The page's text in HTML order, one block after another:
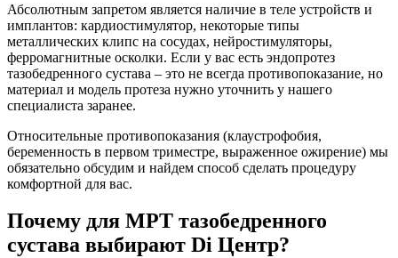
Абсолютным запретом является наличие в теле устройств и
имплантов: кардиостимулятор, некоторые типы
металлических клипс на сосудах, нейростимуляторы,
ферромагнитные осколки. Если у вас есть эндопротез
тазобедренного сустава – это не всегда противопоказание, но
материал и модель протеза нужно уточнить у нашего
специалиста заранее.
Относительные противопоказания (клаустрофобия,
беременность в первом триместре, выраженное ожирение) мы
обязательно обсудим и найдем способ сделать процедуру
комфортной для вас.
Почему для МРТ тазобедренного
сустава выбирают Di Центр?